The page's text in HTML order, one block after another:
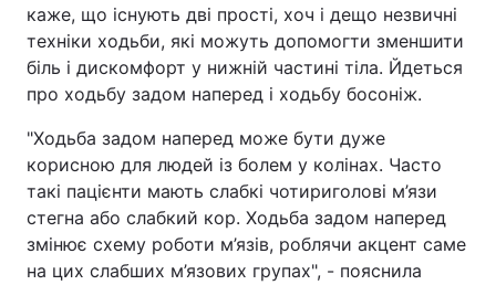
Зброя Інциденти
Здоров'я Туризм
Цікавинки Погода
Екологія Регіони
Лонгріди
каже, що існують дві прості, хоч і дещо незвичні
техніки ходьби, які можуть допомогти зменшити
біль і дискомфорт у нижній частині тіла. Йдеться
про ходьбу задом наперед і ходьбу босоніж.
"Ходьба задом наперед може бути дуже
корисною для людей із болем у колінах. Часто
такі пацієнти мають слабкі чотириголові м’язи
стегна або слабкий кор. Ходьба задом наперед
змінює схему роботи м’язів, роблячи акцент саме
на цих слабших м’язових групах", - пояснила